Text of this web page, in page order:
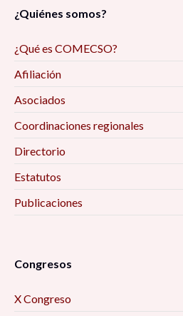
¿Quiénes somos?
¿Qué es COMECSO?
Afiliación
Asociados
Coordinaciones regionales
Directorio
Estatutos
Publicaciones
Congresos
X Congreso